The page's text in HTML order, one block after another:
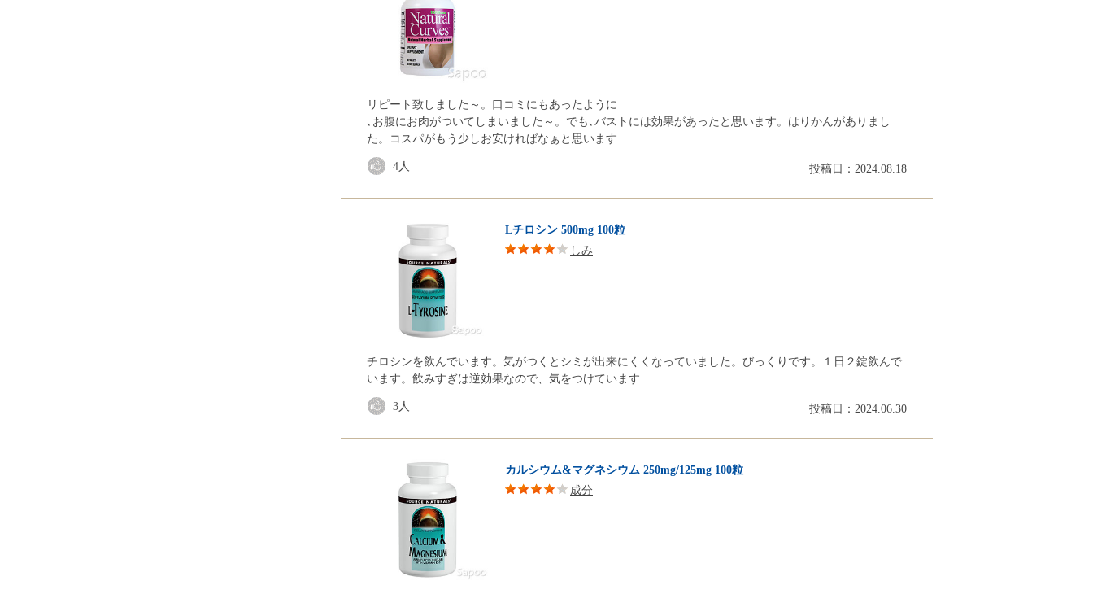
リピート致しました～。口コミにもあったように
､お腹にお肉がついてしまいました～。でも､バストには効果があったと思います。はりかんがありまし
た。コスパがもう少しお安ければなぁと思います
投稿日：2024.08.18
4人
Lチロシン 500mg 100粒
しみ
チロシンを飲んでいます。気がつくとシミが出来にくくなっていました。びっくりです。１日２錠飲んで
います。飲みすぎは逆効果なので、気をつけています
投稿日：2024.06.30
3人
カルシウム&マグネシウム 250mg/125mg 100粒
成分